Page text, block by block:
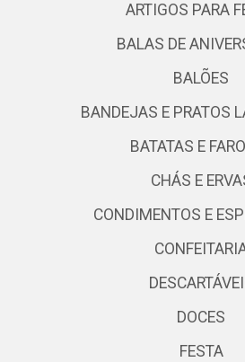
ARTIGOS PARA
BALAS DE
BALÕES
BANDEJAS E PRATOS
BATATAS E
CHÁS E
CONDIMENTOS E
DOCES
FESTA